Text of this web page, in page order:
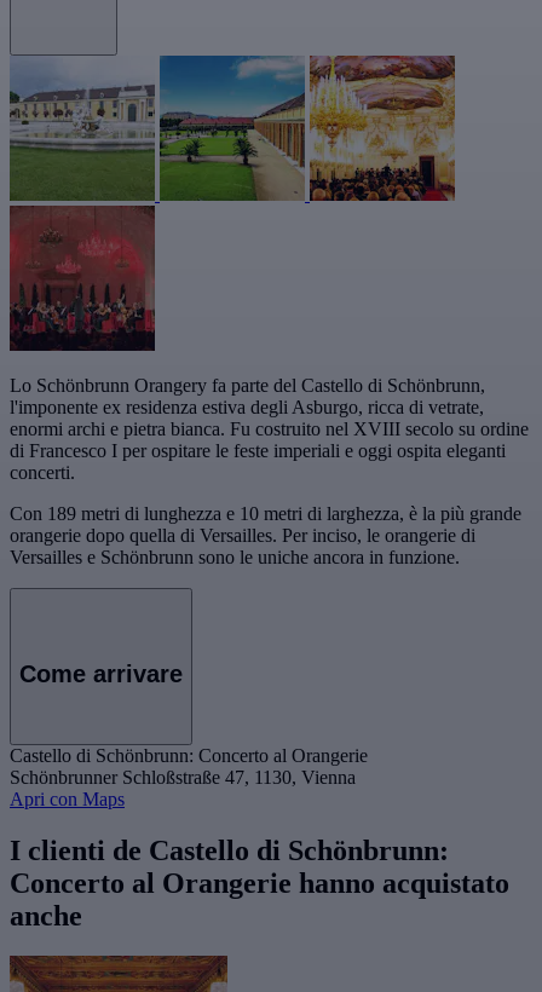
Lo Schönbrunn Orangery fa parte del Castello di Schönbrunn,
l'imponente ex residenza estiva degli Asburgo, ricca di vetrate,
enormi archi e pietra bianca. Fu costruito nel XVIII secolo su ordine
di Francesco I per ospitare le feste imperiali e oggi ospita eleganti
concerti.
Con 189 metri di lunghezza e 10 metri di larghezza, è la più grande
orangerie dopo quella di Versailles. Per inciso, le orangerie di
Versailles e Schönbrunn sono le uniche ancora in funzione.
Come arrivare
Castello di Schönbrunn: Concerto al Orangerie
Schönbrunner Schloßstraße 47, 1130, Vienna
Apri con Maps
I clienti de Castello di Schönbrunn:
Concerto al Orangerie hanno acquistato
anche